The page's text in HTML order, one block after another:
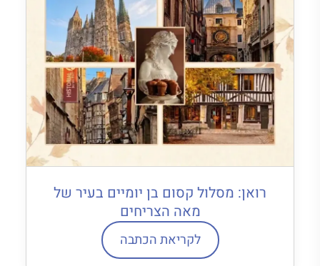
רואן: מסלול קסום בן יומיים בעיר של
מאה הצריחים
לקריאת הכתבה